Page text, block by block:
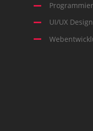
UI/UX Design